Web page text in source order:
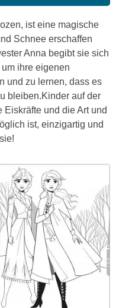
ist eine magische
Schnee erschaffen
Anna begibt sie sich
ihre eigenen
und zu lernen, dass es
bleiben.Kinder auf der
und die Art und
ist, einzigartig und